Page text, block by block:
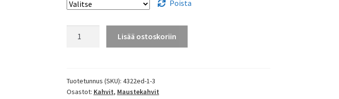
Poista
määrä
Lisää ostoskoriin
Tuotetunnus (SKU): 4322ed-1-3
Osastot: Kahvit, Maustekahvit